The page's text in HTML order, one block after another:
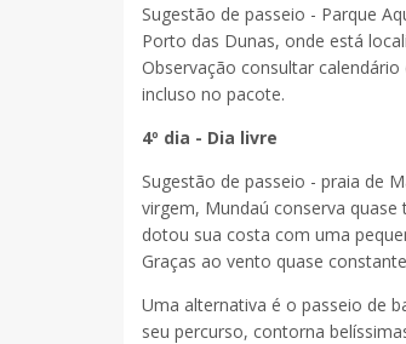
Sugestão de passeio - Parque
Porto das Dunas, onde está
Observação consultar
incluso no pacote.
4º dia - Dia livre
Sugestão de passeio - praia de
virgem, Mundaú conserva
dotou sua costa com uma
Graças ao vento quase
Uma alternativa é o passeio de
seu percurso, contorna